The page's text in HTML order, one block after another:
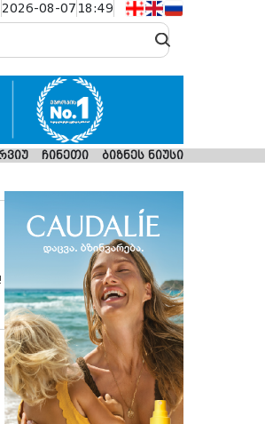
2026-08-07 18:49
ჩინეთი ბიზნეს ნიუსი